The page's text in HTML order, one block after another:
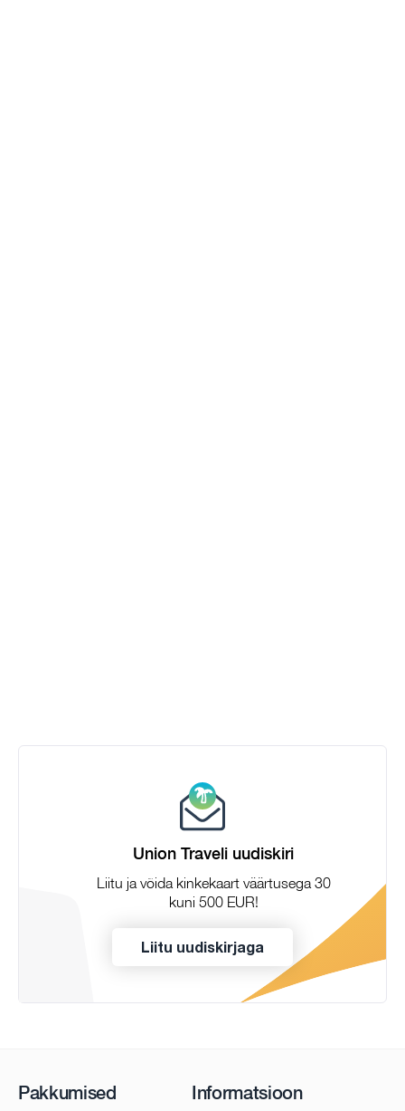
Union Traveli uudiskiri
Liitu ja võida kinkekaart väärtusega 30
kuni 500 EUR!
Liitu uudiskirjaga
Pakkumised Informatsioon